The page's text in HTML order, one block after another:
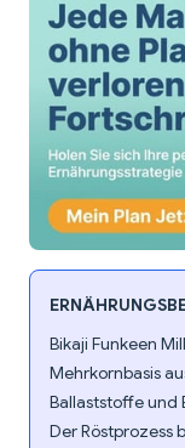
Bikaji Funkeen
Mehrkornbasis
Ballaststoffe und
Der Röstprozess